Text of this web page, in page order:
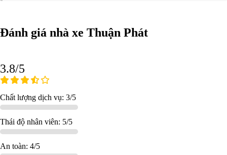
Đánh giá nhà xe Thuận Phát
3.8/5
Chất lượng dịch vụ: 3/5
Thái độ nhân viên: 5/5
An toàn: 4/5